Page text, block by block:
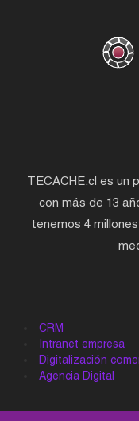
TECACHE.cl es un
con más de 13
tenemos 4
CRM
Intranet empresa
Digitalización
Agencia Digital